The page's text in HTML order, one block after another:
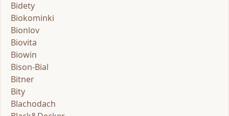
Bidety
Biokominki
Bionlov
Biovita
Biowin
Bison-Bial
Bitner
Bity
Blachodach